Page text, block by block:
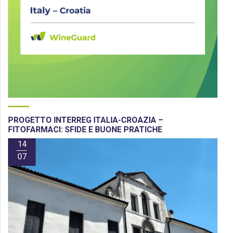
PROGETTO INTERREG ITALIA-CROAZIA –
FITOFARMACI: SFIDE E BUONE PRATICHE
14
07